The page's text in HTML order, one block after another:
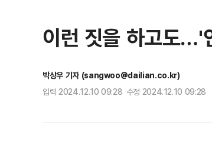
이런 짓을 하고도…'
박상우 기자 (sangwoo@dailian.co.kr)
입력 2024.12.10 09:28 수정 2024.12.10 09:28